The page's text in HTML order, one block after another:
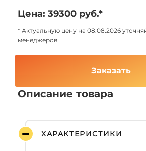
Цена: 39300 руб.*
* Актуальную цену на 08.08.2026
менеджеров
Заказать
Описание товара
ХАРАКТЕРИСТИКИ